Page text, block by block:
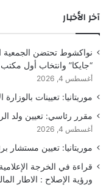
آخر الأخبار
نواكشوط تحتضن الجمعية
“جايكا” وانتخاب أول مكتب
أغسطس 4, 2026
موريتانيا: تعيينات بالوزارة
مقرر رئاسي: تعيين ولد
أغسطس 4, 2026
موريتانيا: تعيين مستشار
قراءة في الخرجة الإعلامية
ورؤية الإصلاح : الاطار